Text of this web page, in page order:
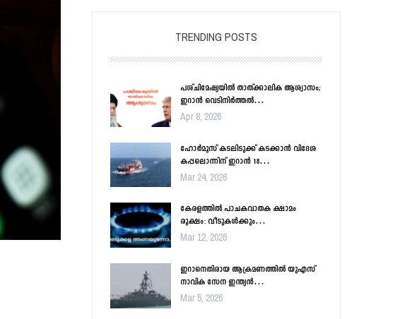
TRENDING POSTS
പശ്ചിമേഷ്യയിൽ താത്ക്കാലിക ആശ്വാസം;
ഇറാൻ വെടിനിർത്തൽ…
Apr 8, 2026
ഹോർമൂസ് കടലിടുക്ക് കടക്കാൻ വിദേശ
കപ്പലൊന്നിന് ഇറാൻ 18…
Mar 24, 2026
കേരളത്തിൽ പാചകവാതക ക്ഷാമം
രൂക്ഷം: വീടുകൾക്കും…
Mar 12, 2026
ഇറാനെതിരായ ആക്രമണത്തിൽ യുഎസ്
നാവിക സേന ഇന്ത്യൻ…
Mar 5, 2026